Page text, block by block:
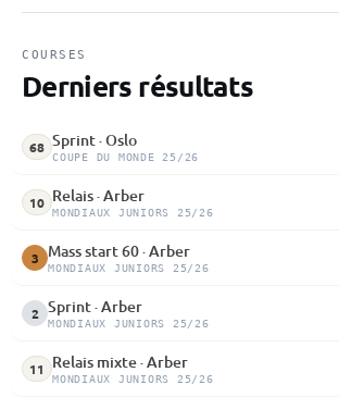
COURSES
Derniers résultats
68 Sprint · Oslo
COUPE DU MONDE 25/26
10 Relais · Arber
MONDIAUX JUNIORS 25/26
3 Mass start 60 · Arber
MONDIAUX JUNIORS 25/26
2 Sprint · Arber
MONDIAUX JUNIORS 25/26
11 Relais mixte · Arber
MONDIAUX JUNIORS 25/26